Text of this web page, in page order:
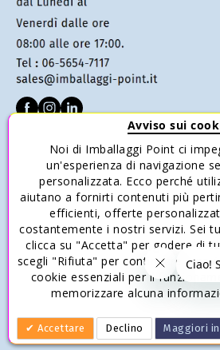
SERVIZIO CLIENTI
Condizioni di vendita
Pagamenti
Spedizione e Consegna
Reso e Rimborso
Risparmia con gli acquisti multipli
Avviso sui
Noi di Imballaggi Point ci
un'esperienza di navigazione
personalizzata. Ecco perché
aiutano a fornirti contenuti più
efficienti, offerte
costantemente i nostri servizi. Sei
clicca su "Accetta" per godere di
scegli "Rifiuta" per continuare a
cookie essenziali per il
memorizzare alcuna
Accettare Declino Maggiori